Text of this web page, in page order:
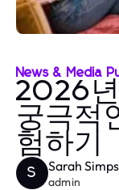
News & Media
2026년
궁극적
험하기
S Sarah
admin